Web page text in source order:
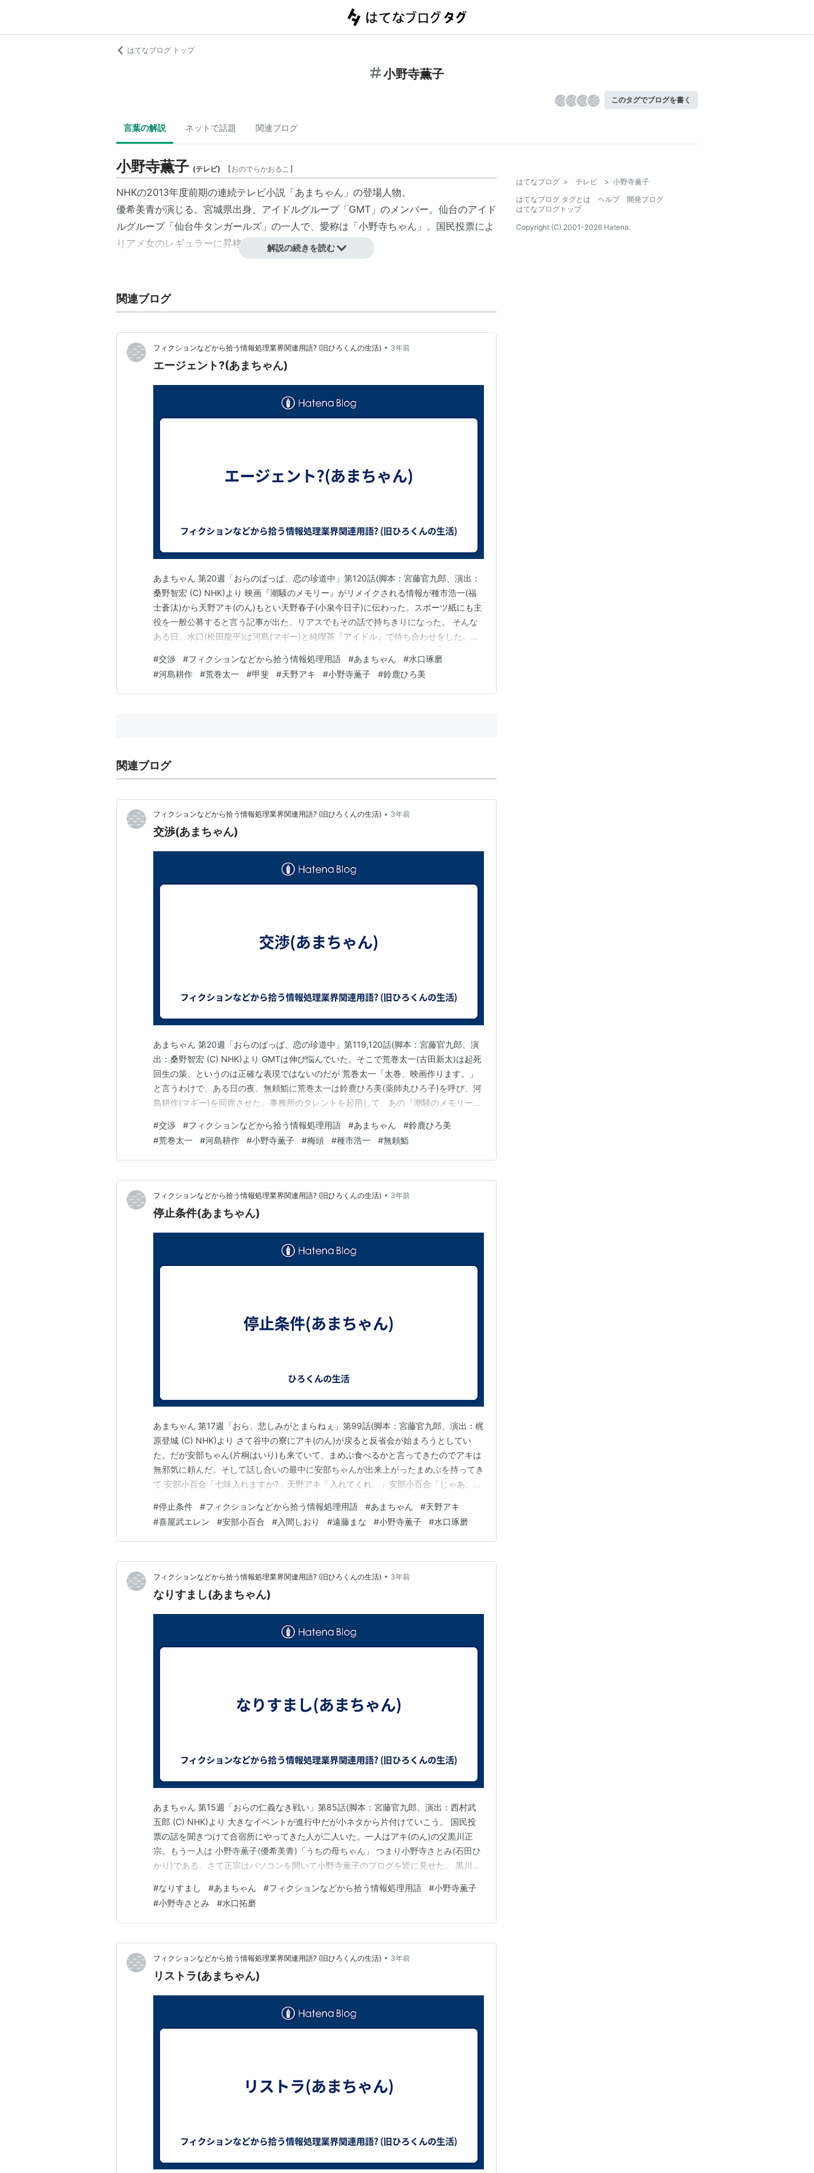
はてなブログ トップ
小野寺薫子
このタグでブログを書く
言葉の解説 ネットで話題 関連ブログ
小野寺薫子 (テレビ) 【おのでらかおるこ 】
NHKの2013年度前期の連続テレビ小説「あまちゃん 」の登場人物。
優希美青が演じる。宮城県出身、アイドルグループ「GMT 」のメンバー。仙台のアイド
ルグループ「仙台牛タンガールズ」の一人で、愛称は「小野寺ちゃん」。国民投票によ
りアメ女のレギュラーに昇格する。解説の続きを読む
関連ブログ
フィクションなどから拾う情報処理業界関連用語? (旧ひろくんの生活) • 3年前
エージェント?(あまちゃん)
あまちゃん 第20週「おらのばっぱ、恋の珍道中」第120話(脚本：宮藤官九郎、演出：
桑野智宏 (C) NHK)より 映画『潮騒のメモリー』がリメイクされる情報が種市浩一(福
士蒼汰)から天野アキ(のん)もとい天野春子(小泉今日子)に伝わった。スポーツ紙にも主
役を一般公募すると言う記事が出た。リアスでもその話で持ちきりになった。 そんな
ある日。水口(松田龍平)は河島(マギー)と純喫茶『アイドル』で待ち合わせをした。後
応募者の人数を確認する水口。さらに 水口拓真「うちの天野アキも出しますから、書
類、ダメ元で。」河島耕作「あ…
#交渉 #フィクションなどから拾う情報処理用語 #あまちゃん #水口琢磨
#河島耕作 #荒巻太一 #甲斐 #天野アキ #小野寺薫子 #鈴鹿ひろ美
関連ブログ
フィクションなどから拾う情報処理業界関連用語? (旧ひろくんの生活) • 3年前
交渉(あまちゃん)
あまちゃん 第20週「おらのばっぱ、恋の珍道中」第119,120話(脚本：宮藤官九郎、演
出：桑野智宏 (C) NHK)より GMTは伸び悩んでいた。そこで荒巻太一(古田新太)は起死
回生の策、というのは正確な表現ではないのだが 荒巻太一「太巻、映画作ります。」
と言うわけで、ある日の夜、無頼鮨に荒巻太一は鈴鹿ひろ美(薬師丸ひろ子)を呼び、河
島耕作(マギー)を同席させた。事務所のタレントを起用して、あの『潮騒のメモリー』
督・荒巻太一(交渉中) と書かれていた。なので 鈴鹿ひろ美「『(交渉中)』と言うの
は?」 と尋ねたが、返…
#交渉 #フィクションなどから拾う情報処理用語 #あまちゃん #鈴鹿ひろ美
#荒巻太一 #河島耕作 #小野寺薫子 #梅頭 #種市浩一 #無頼鮨
フィクションなどから拾う情報処理業界関連用語? (旧ひろくんの生活) • 3年前
停止条件(あまちゃん)
あまちゃん 第17週「おら、悲しみがとまらねぇ」第99話(脚本：宮藤官九郎、演出：梶
原登城 (C) NHK)より さて谷中の寮にアキ(のん)が戻ると反省会が始まろうとしてい
た。だが安部ちゃん(片桐はいり)も来ていて、まめぶ食べるかと言ってきたのでアキは
無邪気に頼んだ。そして話し合いの最中に安部ちゃんが出来上がったまめぶを持ってき
て 安部小百合「七味入れますか?」天野アキ「入れてくれ。」安部小百合「じゃあ、ス
トップ!」 と言った。 安部小百合「どんぞ。」天野アキ「いただきます。」 入間しお
りは鬼の形相だったが話を続…
#停止条件 #フィクションなどから拾う情報処理用語 #あまちゃん #天野アキ
#喜屋武エレン #安部小百合 #入間しおり #遠藤まな #小野寺薫子 #水口琢磨
フィクションなどから拾う情報処理業界関連用語? (旧ひろくんの生活) • 3年前
なりすまし(あまちゃん)
あまちゃん 第15週「おらの仁義なき戦い」第85話(脚本：宮藤官九郎、演出：西村武
五郎 (C) NHK)より 大きなイベントが進行中だが小ネタから片付けていこう。 国民投
票の話を聞きつけて合宿所にやってきた人が二人いた。一人はアキ(のん)の父黒川正
宗。もう一人は 小野寺薫子(優希美青)「うちの母ちゃん」 つまり小野寺さとみ(石田ひ
かり)である。さて正宗はパソコンを開いて小野寺薫子のブログを皆に見せた。 黒川正
40位に入んねえど、クビだ…。』」 この時、正宗はずんだ餅を食べていた。おそらく
さとみが持ってきたものだろう。…
#なりすまし #あまちゃん #フィクションなどから拾う情報処理用語 #小野寺薫子
#小野寺さとみ #水口拓磨
フィクションなどから拾う情報処理業界関連用語? (旧ひろくんの生活) • 3年前
リストラ(あまちゃん)
はてなブログ > テレビ > 小野寺薫子
はてなブログ タグとは
ヘルプ
開発ブログ
はてなブログトップ
Copyright (C) 2001-2026 Hatena.